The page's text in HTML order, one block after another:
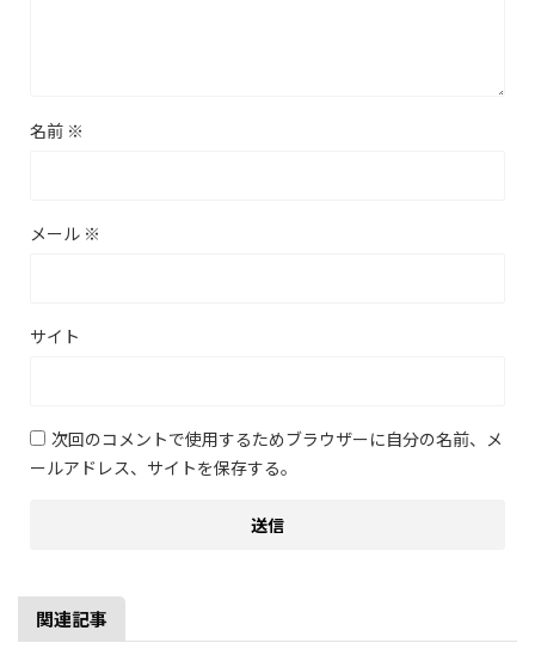
名前 ※
メール ※
サイト
次回のコメントで使用するためブラウザーに自分の名前、メ
ールアドレス、サイトを保存する。
関連記事